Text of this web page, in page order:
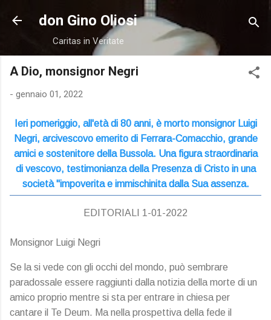
Passa ai contenuti principali
don Gino Oliosi
Caritas in Veritate
A Dio, monsignor Negri
- gennaio 01, 2022
Ieri pomeriggio, all'età di 80 anni, è morto monsignor Luigi
Negri, arcivescovo emerito di Ferrara-Comacchio, grande
amici e sostenitore della Bussola. Una figura straordinaria
di vescovo, testimonianza della Presenza di Cristo in una
società "impoverita e immischinita dalla Sua assenza.
EDITORIALI 1-01-2022
Monsignor Luigi Negri
Se la si vede con gli occhi del mondo, può sembrare
paradossale essere raggiunti dalla notizia della morte di un
amico proprio mentre si sta per entrare in chiesa per
cantare il Te Deum. Ma nella prospettiva della fede il